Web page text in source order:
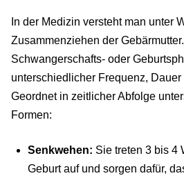
In der Medizin versteht man unter
Zusammenziehen der
Schwangerschafts- oder
unterschiedlicher Frequenz, Dauer
Geordnet in zeitlicher Abfolge
Formen:
Senkwehen: Sie treten 3 bis 4
Geburt auf und sorgen dafür,